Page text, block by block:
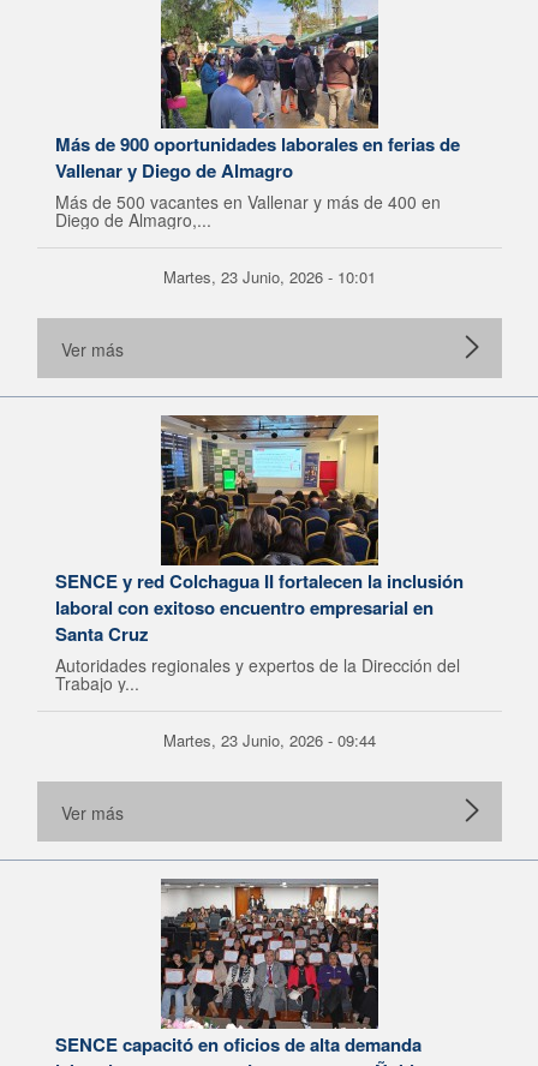
Más de 900 oportunidades laborales en ferias de
Vallenar y Diego de Almagro
Más de 500 vacantes en Vallenar y más de 400 en
Diego de Almagro,...
Martes, 23 Junio, 2026 - 10:01
Ver más
SENCE y red Colchagua II fortalecen la inclusión
laboral con exitoso encuentro empresarial en
Santa Cruz
Autoridades regionales y expertos de la Dirección del
Trabajo y...
Martes, 23 Junio, 2026 - 09:44
Ver más
SENCE capacitó en oficios de alta demanda